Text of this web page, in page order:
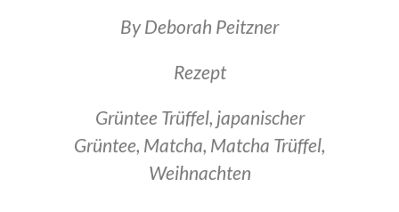
ByDeborah Peitzner
Rezept
Grüntee Trüffel, japanischer
Grüntee, Matcha, Matcha Trüffel,
Weihnachten